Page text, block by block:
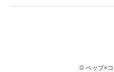
© ペップ×